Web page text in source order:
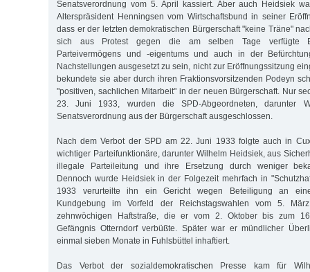
Senatsverordnung vom 5. April kassiert. Aber auch Heidsiek
Alterspräsident Henningsen vom Wirtschaftsbund in seiner
dass er der letzten demokratischen Bürgerschaft "keine Träne"
sich aus Protest gegen die am selben Tage verfügte
Parteivermögens und -eigentums und auch in der
Nachstellungen ausgesetzt zu sein, nicht zur Eröffnungssitzung
bekundete sie aber durch ihren Fraktionsvorsitzenden Podeyn
"positiven, sachlichen Mitarbeit" in der neuen Bürgerschaft. Nur
23. Juni 1933, wurden die SPD-Abgeordneten, darunter
Senatsverordnung aus der Bürgerschaft ausgeschlossen.
Nach dem Verbot der SPD am 22. Juni 1933 folgte auch in
wichtiger Parteifunktionäre, darunter Wilhelm Heidsiek, aus
illegale Parteileitung und ihre Ersetzung durch weniger
Dennoch wurde Heidsiek in der Folgezeit mehrfach in
1933 verurteilte ihn ein Gericht wegen Beteiligung an
Kundgebung im Vorfeld der Reichstagswahlen vom 5.
zehnwöchigen Haftstraße, die er vom 2. Oktober bis zum
Gefängnis Otterndorf verbüßte. Später war er mündlicher
einmal sieben Monate in Fuhlsbüttel inhaftiert.
Das Verbot der sozialdemokratischen Presse kam für